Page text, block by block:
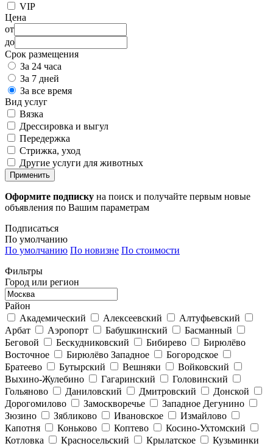
VIP
Цена
от
до
Срок размещения
За 24 часа
За 7 дней
За все время
Вид услуг
Вязка
Дрессировка и выгул
Передержка
Стрижка, уход
Другие услуги для животных
Применить
Оформите подписку на поиск и получайте первым новые
объявления по Вашим параметрам
Подписаться
По умолчанию
По умолчанию По новизне По стоимости
Фильтры
Город или регион
Район
Академический
Алексеевский
Алтуфьевский
Арбат
Аэропорт Бабушкинский
Басманный
Беговой
Бескудниковский Бибирево
Бирюлёво
Восточное
Бирюлёво Западное
Богородское
Братеево
Бутырский Вешняки
Войковский
Выхино-Жулебино
Гагаринский
Головинский
Гольяново
Даниловский Дмитровский
Донской
Дорогомилово
Замоскворечье
Западное Дегунино
Зюзино
Зябликово Ивановское
Измайлово
Капотня
Коньково Коптево
Косино-Ухтомский
Котловка
Красносельский Крылатское
Кузьминки